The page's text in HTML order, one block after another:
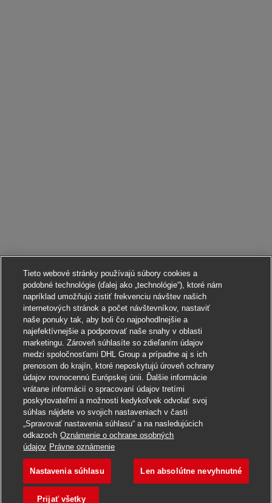
Uchádzať sa o toto pracovné miesto
Uložiť pracovné miesto Aushilfe/ Minijob
Tieto webové stránky používajú súbory cookies a
podobné technológie (ďalej ako „technológie“), ktoré nám
napríklad umožňujú zistiť frekvenciu návštev našich
internetových stránok a počet návštevníkov, nastaviť
naše ponuky tak, aby boli čo najpohodlnejšie a
najefektívnejšie a podporovať naše snahy v oblasti
marketingu. Zároveň súhlasíte so zdieľaním údajov
medzi spoločnosťami DHL Group a prípadne aj s ich
prenosom do krajín, ktoré neposkytujú úroveň ochrany
údajov rovnocennú Európskej únii. Ďalšie informácie
vrátane informácií o spracovaní údajov tretími
poskytovateľmi a možnosti kedykoľvek odvolať svoj
súhlas nájdete vo svojich nastaveniach v časti
„Spravovať nastavenia súhlasu“ a na nasledujúcich
odkazoch Oznámenie o ochrane osobných
údajov Právne oznámenie
Nastavenia súhlasu Len absolútne nevyhnutné
Prijať všetky